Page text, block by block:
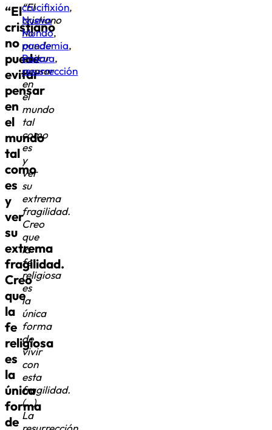
“El
cristiano
no
puede
evitar
pensar
en
el
mundo
tal
como
es
y
ver
su
extrema
fragilidad.
Creo
que
la
fe
religiosa
es
la
única
forma
de
“El
cristiano
no
puede
evitar
pensar
en
el
mundo
tal
como
es
y
ver
su
extrema
fragilidad.
Creo
que
la
fe
religiosa
es
la
única
forma
de
vivir
con
esta
fragilidad.
(…)
La
crucifixión,
Nuevo
Mundo,
pandemia,
Pascua,
resurrección